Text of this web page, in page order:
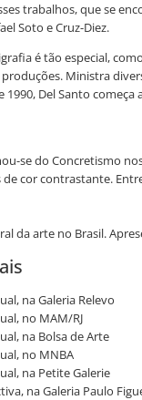
trabalhos, que se
Soto e Cruz-Diez.
é tão especial,
Ministra
1990, Del Santo
se do Concretismo
de cor contrastante.
da arte no Brasil.
na Galeria Relevo
no MAM/RJ
na Bolsa de Arte
no MNBA
na Petite Galerie
na Galeria Paulo